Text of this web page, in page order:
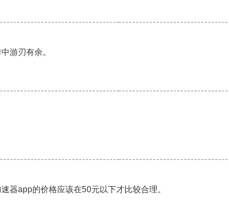
游刃有余。
器app的价格应该在50元以下才比较合理。